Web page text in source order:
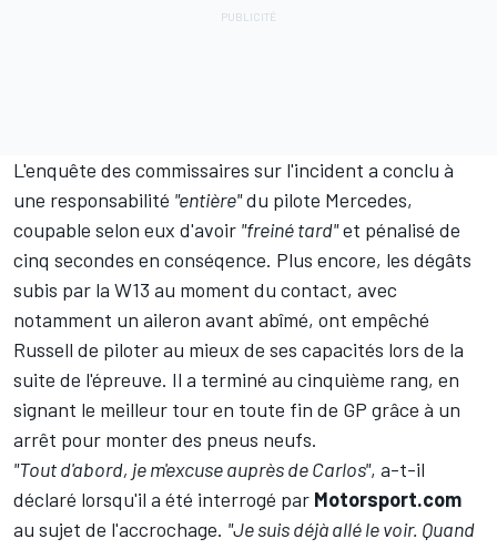
L'enquête des commissaires sur l'incident a conclu à
une responsabilité "entière"du pilote Mercedes,
coupable selon eux d'avoir "freiné tard"et pénalisé de
cinq secondes en conséqence. Plus encore, les dégâts
subis par la W13 au moment du contact, avec
notamment un aileron avant abîmé, ont empêché
Russell de piloter au mieux de ses capacités lors de la
suite de l'épreuve. Il a terminé au cinquième rang, en
signant le meilleur tour en toute fin de GP grâce à un
arrêt pour monter des pneus neufs.
"Tout d'abord, je m'excuse auprès de Carlos", a-t-il
déclaré lorsqu'il a été interrogé par Motorsport.com
au sujet de l'accrochage. "Je suis déjà allé le voir. Quand